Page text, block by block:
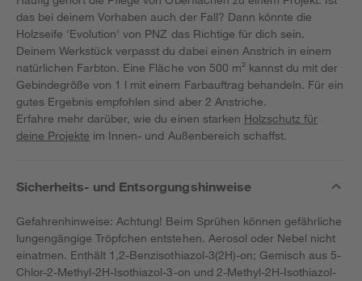
das bei deinem Vorhaben auch der Fall? Dann könnte die
Holzseife 'Evolution' von PNZ das Richtige für dich sein.
Deinem Werkstück verpasst du dabei einen Anstrich in einem
natürlichen Farbton. Eine Fläche von 500 m² kannst du mit der
Gebindegröße von 1 l mit einem Farbauftrag behandeln. Für ein
gutes Ergebnis empfohlen sind aber 2 Anstriche.
Erfahre mehr darüber, wie du einen starken Holzschutz für
deine Projekte im Innen- und Außenbereich schaffst.
Sicherheits- und Entsorgungshinweise
Gefahrenhinweise: Achtung! Beim Sprühen können gefährliche
lungengängige Tröpfchen entstehen. Aerosol oder Nebel nicht
einatmen. Enthält 1,2-Benzisothiazol-3(2H)-on; Gemisch aus 5-
Chlor-2-Methyl-2H-Isothiazol-3-on und 2-Methyl-2H-Isothiazol-